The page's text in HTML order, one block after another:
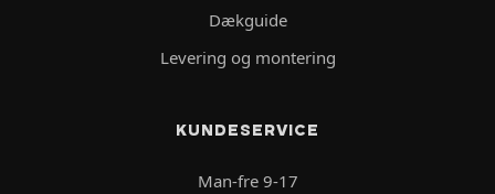
Dækguide
Levering og montering
KUNDESERVICE
Man-fre 9-17